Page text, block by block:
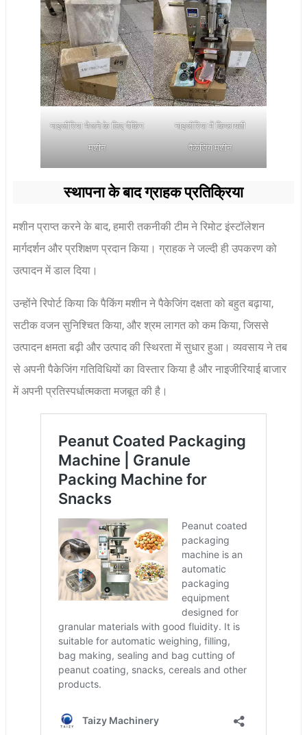
नाइजीरिया भेजने के लिए पैकिंग
मशीन
नाइजीरिया में किफायती
पैकेजिंग मशीन
स्थापना के बाद ग्राहक प्रतिक्रिया
मशीन प्राप्त करने के बाद, हमारी तकनीकी टीम ने रिमोट इंस्टॉलेशन
मार्गदर्शन और प्रशिक्षण प्रदान किया। ग्राहक ने जल्दी ही उपकरण को
उत्पादन में डाल दिया।
उन्होंने रिपोर्ट किया कि पैकिंग मशीन ने पैकेजिंग दक्षता को बहुत बढ़ाया,
सटीक वजन सुनिश्चित किया, और श्रम लागत को कम किया, जिससे
उत्पादन क्षमता बढ़ी और उत्पाद की स्थिरता में सुधार हुआ। व्यवसाय ने तब
से अपनी पैकेजिंग गतिविधियों का विस्तार किया है और नाइजीरियाई बाजार
में अपनी प्रतिस्पर्धात्मकता मजबूत की है।